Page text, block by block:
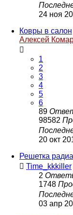
24 ноя
Ковры в салон
Алексей
1
2
3
4
5
6
89
98582
20 окт
Решетка
Time_kkkiller
2
1748
03 апр